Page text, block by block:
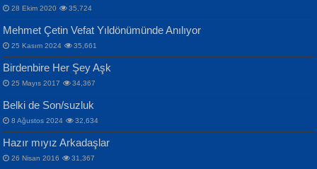
MAHMUT GÜRBÜZ
İbrahim Olmak ve Bitirebilmek...
Songül Özel
Mahzen...
NAZIM HİKMET RAN
Bir Cezaevinde, Tecritteki Adamın
Mektupları...
28 Ekim 2020 35,724
Mehmet Çetin Vefat Yıldönümünde Anılıyor
25 Kasım 2024 35,661
Birdenbire Her Şey Aşk
25 Mayıs 2017 34,367
Belki de Son/suzluk
8 Ağustos 2024 32,634
Hazır mıyız Arkadaşlar
26 Nisan 2016 31,367